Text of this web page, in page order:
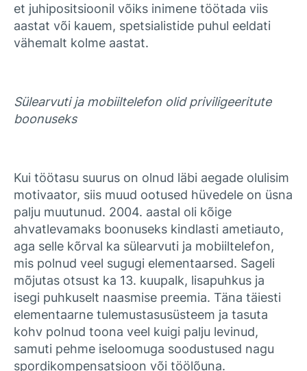
et juhipositsioonil võiks inimene töötada viis
aastat või kauem, spetsialistide puhul eeldati
vähemalt kolme aastat.
Sülearvuti ja mobiiltelefon olid priviligeeritute
boonuseks
Kui töötasu suurus on olnud läbi aegade olulisim
motivaator, siis muud ootused hüvedele on üsna
palju muutunud. 2004. aastal oli kõige
ahvatlevamaks boonuseks kindlasti ametiauto,
aga selle kõrval ka sülearvuti ja mobiiltelefon,
mis polnud veel sugugi elementaarsed. Sageli
mõjutas otsust ka 13. kuupalk, lisapuhkus ja
isegi puhkuselt naasmise preemia. Täna täiesti
elementaarne tulemustasusüsteem ja tasuta
kohv polnud toona veel kuigi palju levinud,
samuti pehme iseloomuga soodustused nagu
spordikompensatsioon või töölõuna.